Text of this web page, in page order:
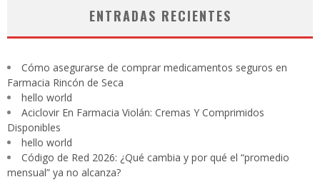
ENTRADAS RECIENTES
Cómo asegurarse de comprar medicamentos seguros en
Farmacia Rincón de Seca
hello world
Aciclovir En Farmacia Violán: Cremas Y Comprimidos
Disponibles
hello world
Código de Red 2026: ¿Qué cambia y por qué el “promedio
mensual” ya no alcanza?